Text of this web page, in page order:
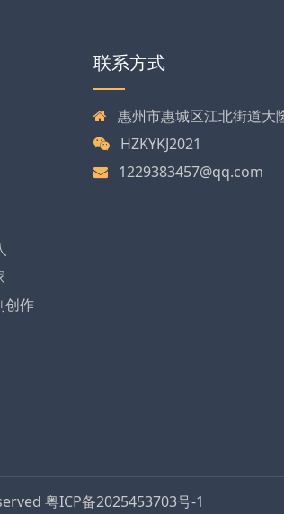
创作
联系方式
惠州市惠城区江北街道大
HZKYKJ2021
1229383457@qq.com
粤ICP备2025453703号-1